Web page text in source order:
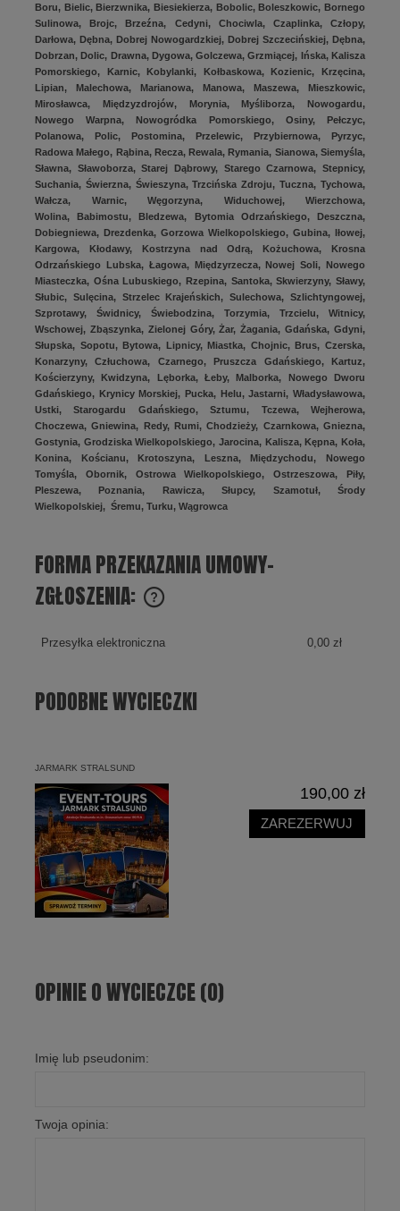
Boru, Bielic, Bierzwnika, Biesiekierza, Bobolic, Boleszkowic, Bornego
Sulinowa, Brojc, Brzeźna, Cedyni, Chociwla, Czaplinka, Człopy,
Darłowa, Dębna, Dobrej Nowogardzkiej, Dobrej Szczecińskiej, Dębna,
Dobrzan, Dolic, Drawna, Dygowa, Golczewa, Grzmiącej, Ińska, Kalisza
Pomorskiego, Karnic, Kobylanki, Kołbaskowa, Kozienic, Krzęcina,
Lipian, Malechowa, Marianowa, Manowa, Maszewa, Mieszkowic,
Mirosławca, Międzyzdrojów, Morynia, Myśliborza, Nowogardu,
Nowego Warpna, Nowogródka Pomorskiego, Osiny, Pełczyc,
Polanowa, Polic, Postomina, Przelewic, Przybiernowa, Pyrzyc,
Radowa Małego, Rąbina, Recza, Rewala, Rymania, Sianowa, Siemyśla,
Sławna, Sławoborza, Starej Dąbrowy, Starego Czarnowa, Stepnicy,
Suchania, Świerzna, Świeszyna, Trzcińska Zdroju, Tuczna, Tychowa,
Wałcza, Warnic, Węgorzyna, Widuchowej, Wierzchowa,
Wolina, Babimostu, Bledzewa, Bytomia Odrzańskiego, Deszczna,
Dobiegniewa, Drezdenka, Gorzowa Wielkopolskiego, Gubina, Iłowej,
Kargowa, Kłodawy, Kostrzyna nad Odrą, Kożuchowa, Krosna
Odrzańskiego Lubska, Łagowa, Międzyrzecza, Nowej Soli, Nowego
Miasteczka, Ośna Lubuskiego, Rzepina, Santoka, Skwierzyny, Sławy,
Słubic, Sulęcina, Strzelec Krajeńskich, Sulechowa, Szlichtyngowej,
Szprotawy, Świdnicy, Świebodzina, Torzymia, Trzcielu, Witnicy,
Wschowej, Zbąszynka, Zielonej Góry, Żar, Żagania, Gdańska, Gdyni,
Słupska, Sopotu, Bytowa, Lipnicy, Miastka, Chojnic, Brus, Czerska,
Konarzyny, Człuchowa, Czarnego, Pruszcza Gdańskiego, Kartuz,
Kościerzyny, Kwidzyna, Lęborka, Łeby, Malborka, Nowego Dworu
Gdańskiego, Krynicy Morskiej, Pucka, Helu, Jastarni, Władysławowa,
Ustki, Starogardu Gdańskiego, Sztumu, Tczewa, Wejherowa,
Choczewa, Gniewina, Redy, Rumi, Chodzieży, Czarnkowa, Gniezna,
Gostynia, Grodziska Wielkopolskiego, Jarocina, Kalisza, Kępna, Koła,
Konina, Kościanu, Krotoszyna, Leszna, Międzychodu, Nowego
Tomyśla, Obornik, Ostrowa Wielkopolskiego, Ostrzeszowa, Piły,
Pleszewa, Poznania, Rawicza, Słupcy, Szamotuł, Środy
Wielkopolskiej, Śremu, Turku, Wągrowca
FORMA PRZEKAZANIA UMOWY-
ZGŁOSZENIA:
OBOWIĄZKOWO DLA KAŻDEGO UCZESTNIKA
Przesyłka elektroniczna 0,00 zł
PODOBNE WYCIECZKI
JARMARK STRALSUND
190,00 zł
ZAREZERWUJ
OPINIE O WYCIECZCE (0)
Imię lub pseudonim:
Twoja opinia: